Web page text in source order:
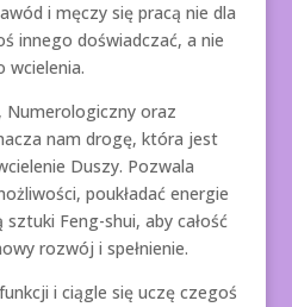
i męczy się pracą nie dla
innego doświadczać, a nie
wcielenia.
Numerologiczny oraz
nam drogę, która jest
Duszy. Pozwala
poukładać energie
Feng-shui, aby całość
rozwój i spełnienie.
i ciągle się uczę czegoś